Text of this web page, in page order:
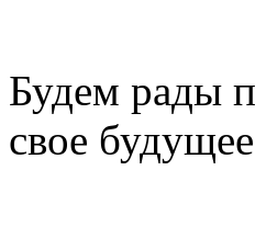
Будем рады
свое